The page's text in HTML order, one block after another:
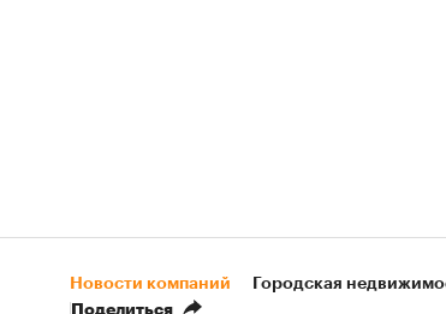
Новости компаний Городская
Поделиться